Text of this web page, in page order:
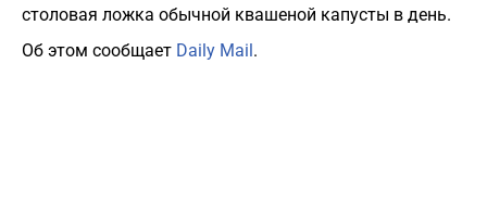
столовая ложка обычной квашеной капусты в день.
Об этом сообщает Daily Mail .